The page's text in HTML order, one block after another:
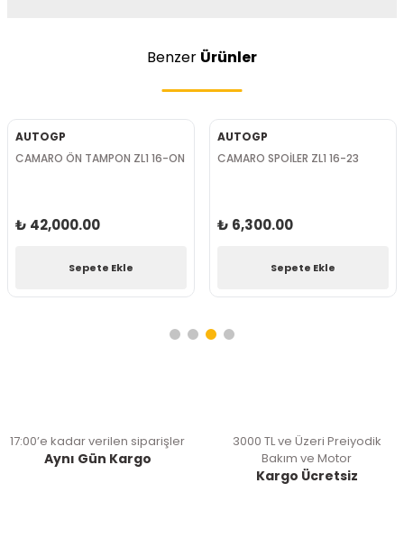
Benzer Ürünler
AUTOGP
CAMARO ÖN TAMPON ZL1 16-ON
₺ 42,000.00
Sepete Ekle
AUTOGP
CAMARO SPOİLER ZL1 16-23
₺ 6,300.00
Sepete Ekle
17:00’e kadar verilen siparişler
Aynı Gün Kargo
3000 TL ve Üzeri Preiyodik
Bakım ve Motor
Kargo Ücretsiz